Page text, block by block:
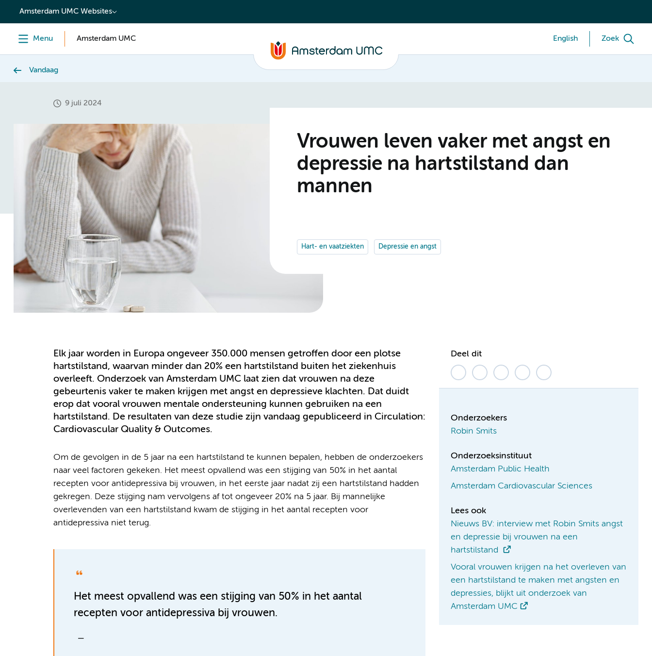
content
Amsterdam UMC Websites
Menu Amsterdam UMC English Zoek
Vandaag
9 juli 2024
Vrouwen leven vaker met angst en
depressie na hartstilstand dan
mannen
Hart- en vaatziekten Depressie en angst
Elk jaar worden in Europa ongeveer 350.000 mensen getroffen door een plotse
hartstilstand, waarvan minder dan 20% een hartstilstand buiten het ziekenhuis
overleeft. Onderzoek van Amsterdam UMC laat zien dat vrouwen na deze
gebeurtenis vaker te maken krijgen met angst en depressieve klachten. Dat duidt
erop dat vooral vrouwen mentale ondersteuning kunnen gebruiken na een
hartstilstand. De resultaten van deze studie zijn vandaag gepubliceerd in Circulation:
Cardiovascular Quality & Outcomes.
Om de gevolgen in de 5 jaar na een hartstilstand te kunnen bepalen, hebben de onderzoekers
naar veel factoren gekeken. Het meest opvallend was een stijging van 50% in het aantal
recepten voor antidepressiva bij vrouwen, in het eerste jaar nadat zij een hartstilstand hadden
gekregen. Deze stijging nam vervolgens af tot ongeveer 20% na 5 jaar. Bij mannelijke
overlevenden van een hartstilstand kwam de stijging in het aantal recepten voor
antidepressiva niet terug.
Het meest opvallend was een stijging van 50% in het aantal
recepten voor antidepressiva bij vrouwen.
Deel dit
Onderzoekers
Robin Smits
Onderzoeksinstituut
Amsterdam Public Health
Amsterdam Cardiovascular Sciences
Lees ook
Nieuws BV: interview met Robin Smits angst
en depressie bij vrouwen na een
hartstilstand
Vooral vrouwen krijgen na het overleven van
een hartstilstand te maken met angsten en
depressies, blijkt uit onderzoek van
Amsterdam UMC